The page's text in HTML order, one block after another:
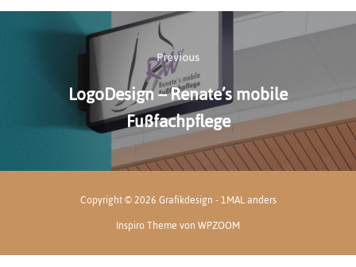
Beitragsnavigation
Previous
Previous
LogoDesign – Renate’s mobile
Fußfachpflege
Copyright © 2026 Grafikdesign - 1MAL anders
Inspiro ThemevonWPZOOM